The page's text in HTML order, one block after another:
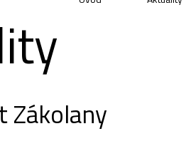
Zákolany